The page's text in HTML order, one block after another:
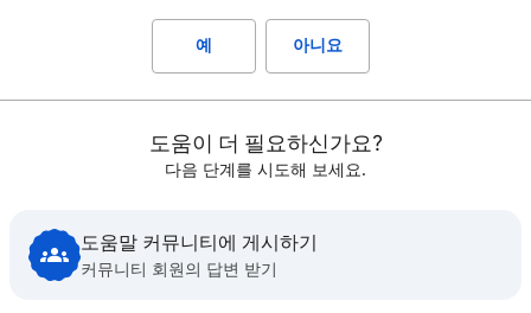
예 아니요
도움이 더 필요하신가요?
다음 단계를 시도해 보세요.
도움말 커뮤니티에 게시하기
커뮤니티 회원의 답변 받기